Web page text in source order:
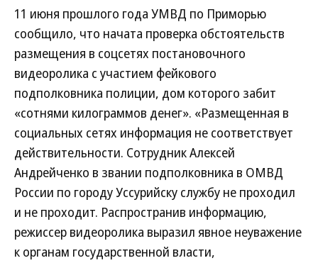
11 июня прошлого года УМВД по Приморью
сообщило, что начата проверка обстоятельств
размещения в соцсетях постановочного
видеоролика с участием фейкового
подполковника полиции, дом которого забит
«сотнями килограммов денег». «Размещенная в
социальных сетях информация не соответствует
действительности. Сотрудник Алексей
Андрейченко в звании подполковника в ОМВД
России по городу Уссурийску службу не проходил
и не проходит. Распространив информацию,
режиссер видеоролика выразил явное неуважение
к органам государственной власти,